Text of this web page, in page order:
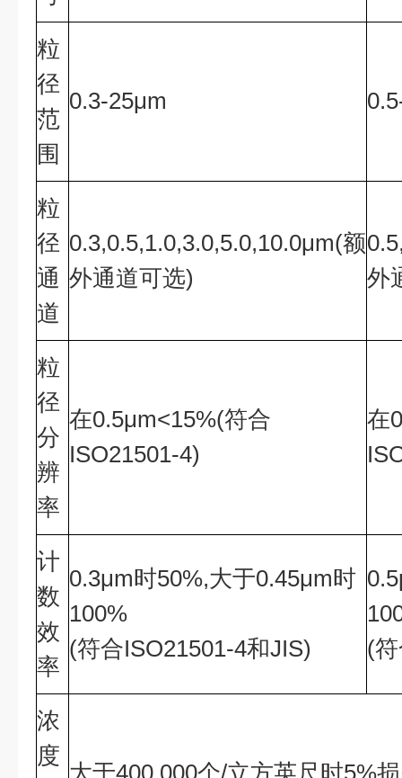
粒
径
范
围
0.3-25μm
粒
径
通
道
0.3,0.5,1.0,3.0,5.0,10.0μm(额
外通道可选)
外
粒
径
分
辨
率
在0.5μm<15%(符合
ISO21501-4)
在
计
数
效
率
0.3μm时50%,大于0.45μm时
100%
(符合ISO21501-4和JIS)
(
浓
度
大于400,000个/立方英尺时5%